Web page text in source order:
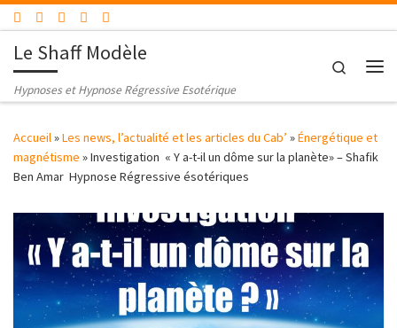
Passer au contenu
Le Shaff Modèle
Hypnoses et Hypnose Régressive Esotérique
Search
Accueil»Les news, l’actualité et les articles du Cab’ »Énergétique et
magnétisme »Investigation « Y a-t-il un dôme sur la planète» – Shafik
Ben Amar Hypnose Régressive ésotériques